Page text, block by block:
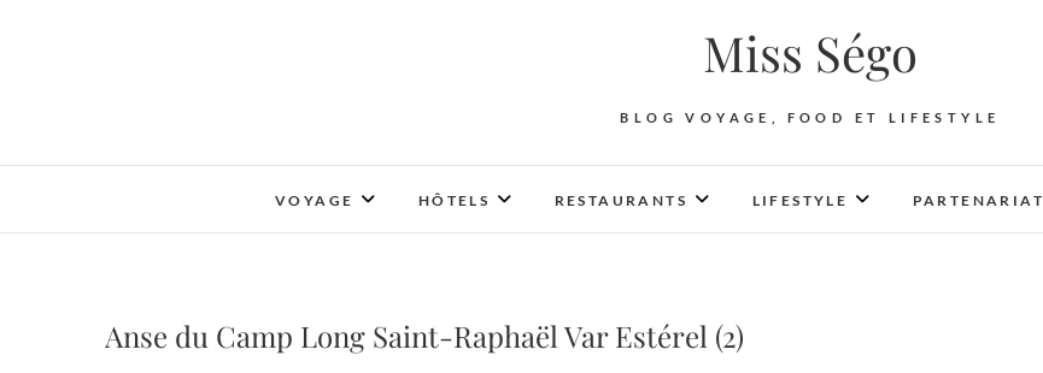
Miss Ségo
BLOG VOYAGE, FOOD ET LIFESTYLE
VOYAGE HÔTELS RESTAURANTS LIFESTYLE PARTENARIAT
Anse du Camp Long Saint-Raphaël Var Estérel (2)